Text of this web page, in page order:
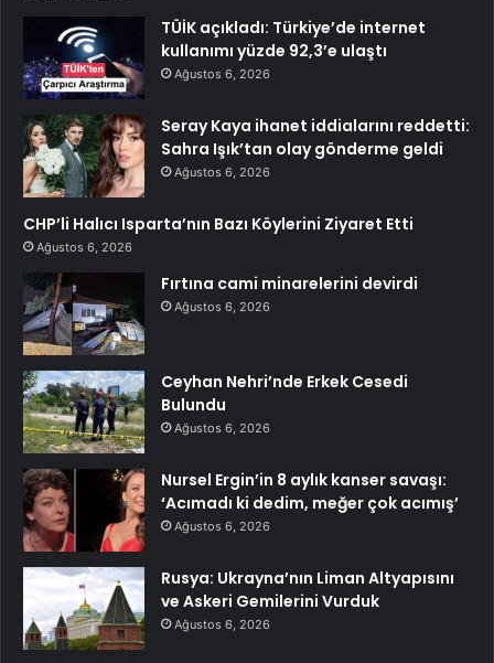
TÜİK açıkladı: Türkiye’de internet
kullanımı yüzde 92,3’e ulaştı
Ağustos 6, 2026
Seray Kaya ihanet iddialarını reddetti:
Sahra Işık’tan olay gönderme geldi
Ağustos 6, 2026
CHP’li Halıcı Isparta’nın Bazı Köylerini Ziyaret Etti
Ağustos 6, 2026
Fırtına cami minarelerini devirdi
Ağustos 6, 2026
Ceyhan Nehri’nde Erkek Cesedi
Bulundu
Ağustos 6, 2026
Nursel Ergin’in 8 aylık kanser savaşı:
‘Acımadı ki dedim, meğer çok acımış’
Ağustos 6, 2026
Rusya: Ukrayna’nın Liman Altyapısını
ve Askeri Gemilerini Vurduk
Ağustos 6, 2026